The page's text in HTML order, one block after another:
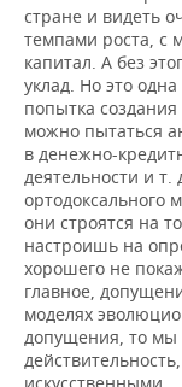
стране и видеть
темпами роста, с
капитал. А без
уклад. Но это
попытка
можно пытаться
в денежно-
деятельности и
ортодоксального
они строятся на
настроишь на
хорошего не
главное,
моделях
допущения, то мы